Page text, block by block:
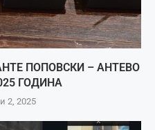
ПОПОВСКИ – АНТЕВО
ГОДИНА
2, 2025